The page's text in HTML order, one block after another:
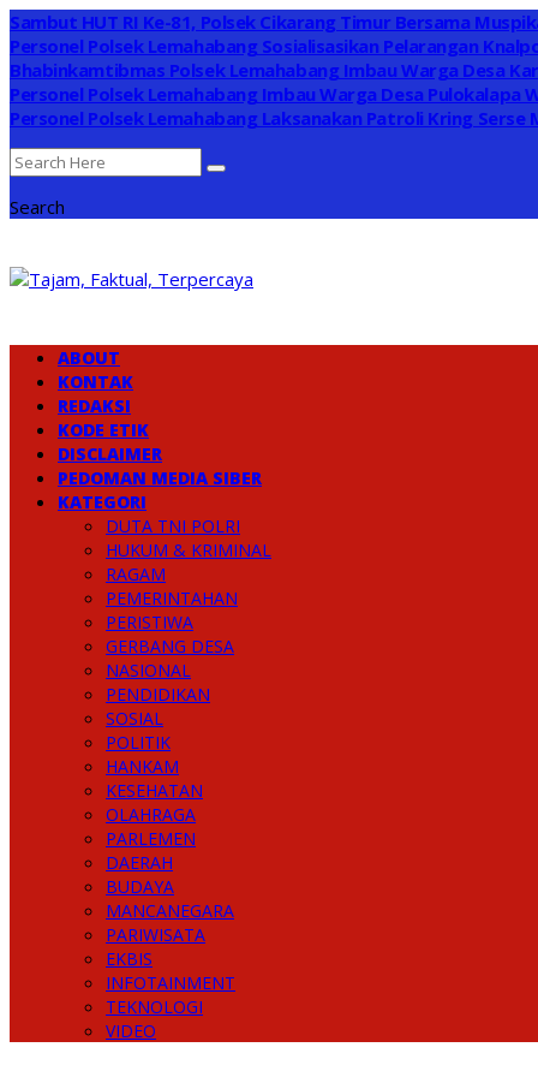
Sambut HUT RI Ke-81, Polsek Cikarang Timur Bersama
Personel Polsek Lemahabang Sosialisasikan Pelarangan
Bhabinkamtibmas Polsek Lemahabang Imbau Warga Desa
Personel Polsek Lemahabang Imbau Warga Desa
Personel Polsek Lemahabang Laksanakan Patroli Kring Serse
Search
ABOUT
KONTAK
REDAKSI
KODE ETIK
DISCLAIMER
PEDOMAN MEDIA SIBER
KATEGORI
DUTA TNI POLRI
HUKUM & KRIMINAL
RAGAM
PEMERINTAHAN
PERISTIWA
GERBANG DESA
NASIONAL
PENDIDIKAN
SOSIAL
POLITIK
HANKAM
KESEHATAN
OLAHRAGA
PARLEMEN
DAERAH
BUDAYA
MANCANEGARA
PARIWISATA
EKBIS
INFOTAINMENT
TEKNOLOGI
VIDEO